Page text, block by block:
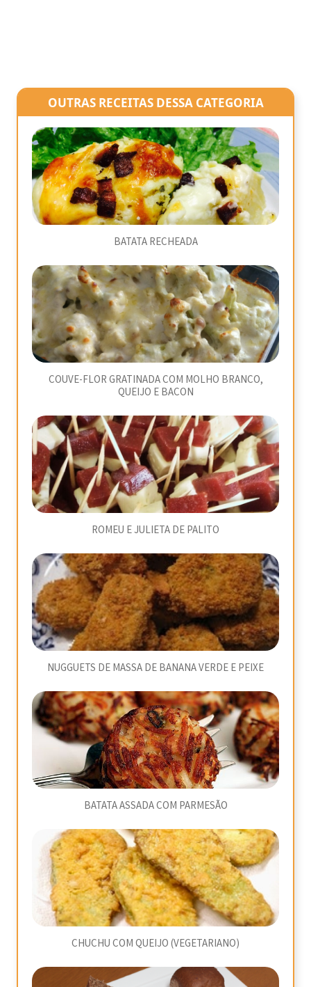
OUTRAS RECEITAS DESSA CATEGORIA
BATATA RECHEADA
COUVE-FLOR GRATINADA COM MOLHO BRANCO,
QUEIJO E BACON
ROMEU E JULIETA DE PALITO
NUGGUETS DE MASSA DE BANANA VERDE E PEIXE
BATATA ASSADA COM PARMESÃO
CHUCHU COM QUEIJO (VEGETARIANO)